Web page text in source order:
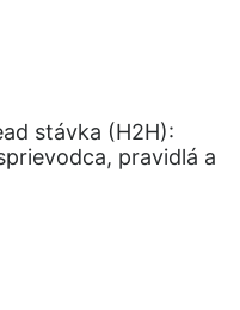
stávka (H2H):
pravidlá a